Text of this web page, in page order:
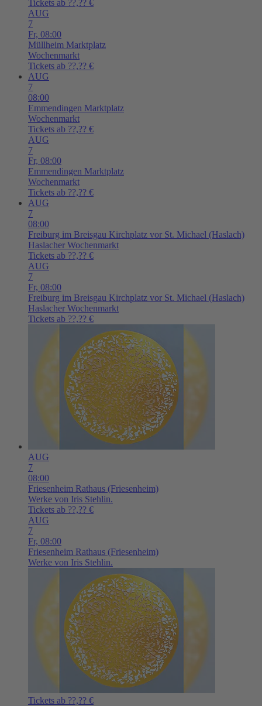
Tickets ab ??,?? €
AUG
7
Fr, 08:00
Müllheim Marktplatz
Wochenmarkt
Tickets ab ??,?? €
AUG
7
08:00
Emmendingen Marktplatz
Wochenmarkt
Tickets ab ??,?? €
AUG
7
Fr, 08:00
Emmendingen Marktplatz
Wochenmarkt
Tickets ab ??,?? €
AUG
7
08:00
Freiburg im Breisgau Kirchplatz vor St. Michael (Haslach)
Haslacher Wochenmarkt
Tickets ab ??,?? €
AUG
7
Fr, 08:00
Freiburg im Breisgau Kirchplatz vor St. Michael (Haslach)
Haslacher Wochenmarkt
Tickets ab ??,?? €
AUG
7
08:00
Friesenheim Rathaus (Friesenheim)
Werke von Iris Stehlin.
Tickets ab ??,?? €
AUG
7
Fr, 08:00
Friesenheim Rathaus (Friesenheim)
Werke von Iris Stehlin.
Tickets ab ??,?? €